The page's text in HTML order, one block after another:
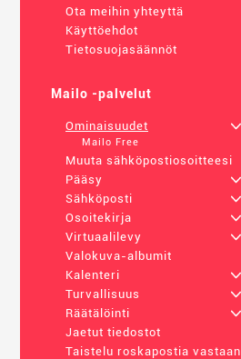
Ota meihin yhteyttä
Käyttöehdot
Tietosuojasäännöt
Mailo -palvelut
Ominaisuudet +
Mailo Free
Muuta sähköpostiosoitteesi
Pääsy
+
Sähköposti
+
Osoitekirja
+
Virtuaalilevy
+
Valokuva-albumit
Kalenteri
+
Turvallisuus
+
Räätälöinti
+
Jaetut tiedostot
Taistelu roskapostia vastaan